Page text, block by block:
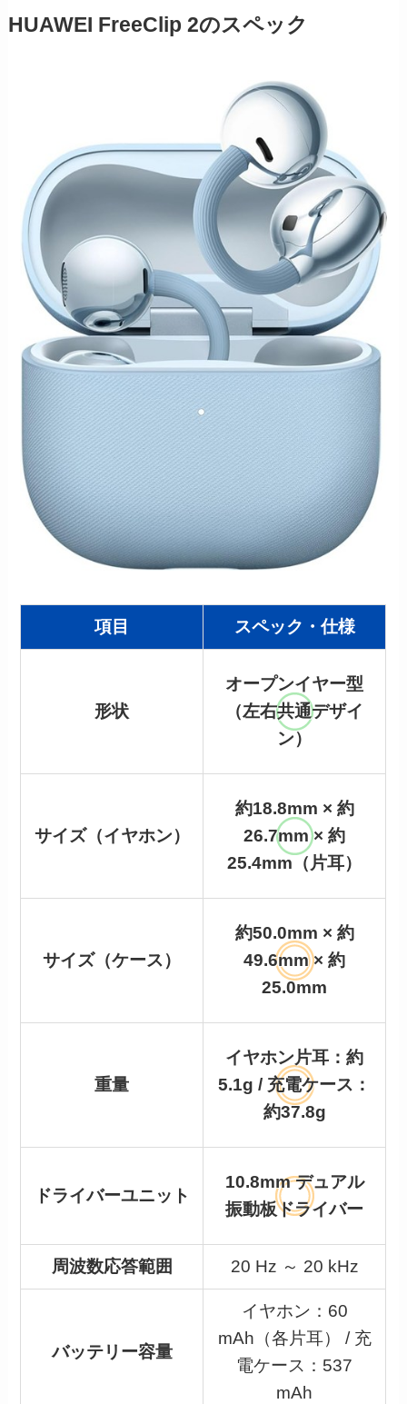
HUAWEI FreeClip 2のスペック
項目 スペック・仕様
形状
オープンイヤー型
（左右共通デザイ
ン）
サイズ（イヤホン）
約18.8mm × 約
26.7mm × 約
25.4mm（片耳）
サイズ（ケース）
約50.0mm × 約
49.6mm × 約
25.0mm
重量
イヤホン片耳：約
5.1g / 充電ケース：
約37.8g
ドライバーユニット
10.8mm デュアル
振動板ドライバー
周波数応答範囲 20 Hz ～ 20 kHz
バッテリー容量
イヤホン：60
mAh（各片耳） / 充
電ケース：537
mAh